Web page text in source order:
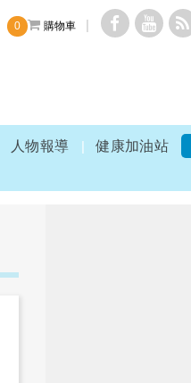
0 購物車
人物報導 健康加油站